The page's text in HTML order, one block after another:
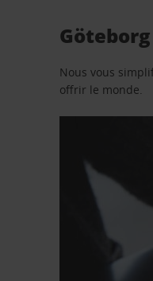
Nous vous
offrir le monde.